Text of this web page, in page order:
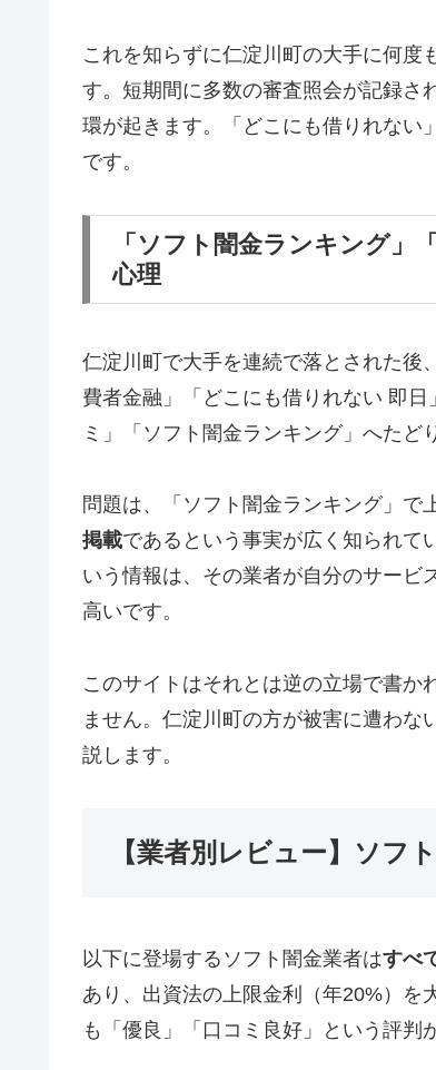
これを知らずに仁淀川町の大手に何度
す。短期間に多数の審査照会が記録さ
環が起きます。「どこにも借りれない
です。
「ソフト闇金ランキング」
心理
仁淀川町で大手を連続で落とされた後
費者金融」「どこにも借りれない 即
ミ」「ソフト闇金ランキング」へたど
問題は、「ソフト闇金ランキング」で
掲載であるという事実が広く知られて
いう情報は、その業者が自分のサービ
高いです。
このサイトはそれとは逆の立場で書か
ません。仁淀川町の方が被害に遭わ
説します。
【業者別レビュー】ソフ
以下に登場するソフト闇金業者はすべ
あり、出資法の上限金利（年20%）を
も「優良」「口コミ良好」という評判